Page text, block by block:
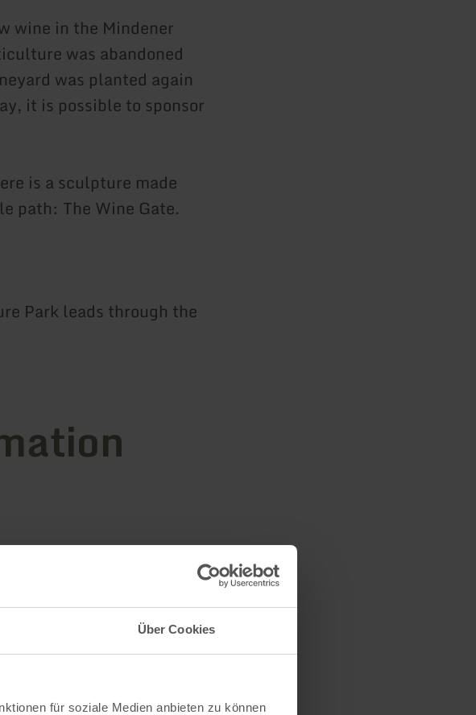
Über Cookies
für soziale Medien anbieten zu können
wine in the Mindener
was abandoned
was planted again
it is possible to sponsor
is a sculpture made
path: The Wine Gate.
Park leads through the